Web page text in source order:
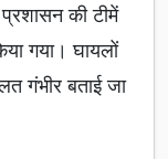
की टीमें
गया। घायलों
गंभीर बताई जा